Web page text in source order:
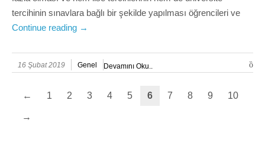
tercihinin sınavlara bağlı bir şekilde yapılması öğrencileri ve
Continue reading →
16 Şubat 2019 Genel Devamını Oku..
← 1 2 3 4 5 6 7 8 9 10
→